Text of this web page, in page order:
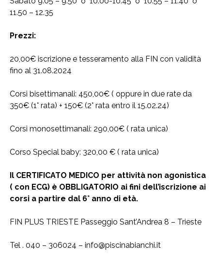
11.50 – 12.35
Prezzi:
20,00€ iscrizione e tesseramento alla FIN con validità
fino al 31.08.2024
Corsi bisettimanali: 450,00€ ( oppure in due rate da
350€ (1° rata) + 150€ (2° rata entro il 15.02.24)
Corsi monosettimanali: 290,00€ ( rata unica)
Corso Special baby: 320,00 € ( rata unica)
Il CERTIFICATO MEDICO per attività non agonistica
( con ECG) è OBBLIGATORIO ai fini dell’iscrizione ai
corsi a partire dal 6° anno di età.
FIN PLUS TRIESTE Passeggio Sant’Andrea 8 – Trieste
Tel . 040 – 306024 – info@piscinabianchi.it